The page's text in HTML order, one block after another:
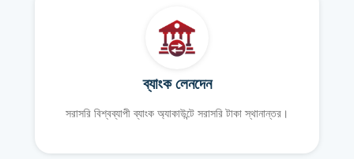
ব্যাংক লেনদেন
সরাসরি বিশ্বব্যাপী ব্যাংক অ্যাকাউন্টে সরাসরি টাকা স্থানান্তর।